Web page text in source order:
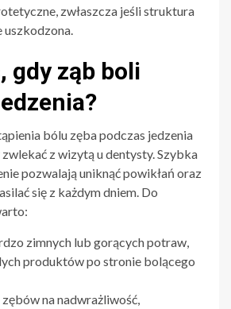
zwłaszcza jeśli struktura
uszkodzona.
gdy ząb boli
bólu zęba podczas jedzenia
z wizytą u dentysty. Szybka
pozwalają uniknąć powikłań oraz
się z każdym dniem. Do
zimnych lub gorących potraw,
produktów po stronie bolącego
na nadwrażliwość,